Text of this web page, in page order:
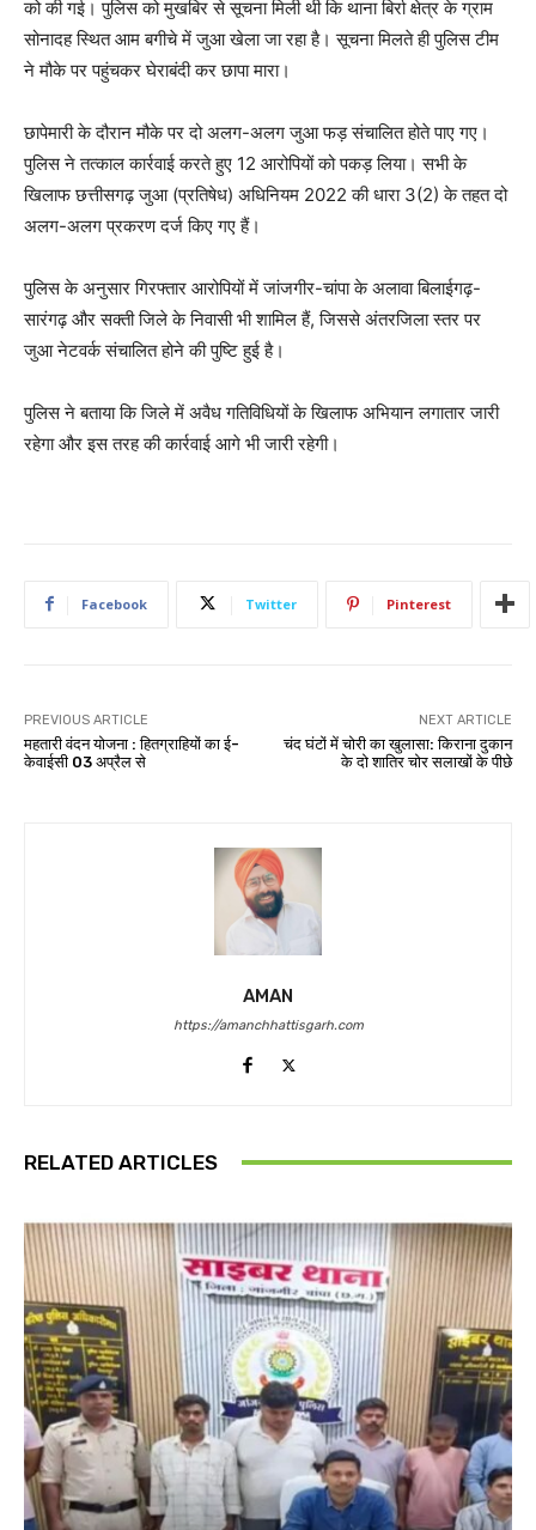
को की गई। पुलिस को मुखबिर से सूचना मिली थी कि थाना बिर्रा क्षेत्र के ग्राम
सोनादह स्थित आम बगीचे में जुआ खेला जा रहा है। सूचना मिलते ही पुलिस टीम
ने मौके पर पहुंचकर घेराबंदी कर छापा मारा।
छापेमारी के दौरान मौके पर दो अलग-अलग जुआ फड़ संचालित होते पाए गए।
पुलिस ने तत्काल कार्रवाई करते हुए 12 आरोपियों को पकड़ लिया। सभी के
खिलाफ छत्तीसगढ़ जुआ (प्रतिषेध) अधिनियम 2022 की धारा 3(2) के तहत दो
अलग-अलग प्रकरण दर्ज किए गए हैं।
पुलिस के अनुसार गिरफ्तार आरोपियों में जांजगीर-चांपा के अलावा बिलाईगढ़-
सारंगढ़ और सक्ती जिले के निवासी भी शामिल हैं, जिससे अंतरजिला स्तर पर
जुआ नेटवर्क संचालित होने की पुष्टि हुई है।
पुलिस ने बताया कि जिले में अवैध गतिविधियों के खिलाफ अभियान लगातार जारी
रहेगा और इस तरह की कार्रवाई आगे भी जारी रहेगी।
Facebook Twitter Pinterest
PREVIOUS ARTICLE
महतारी वंदन योजना : हितग्राहियों का ई-
केवाईसी 03 अप्रैल से
NEXT ARTICLE
चंद घंटों में चोरी का खुलासा: किराना दुकान
के दो शातिर चोर सलाखों के पीछे
AMAN
https://amanchhattisgarh.com
RELATED ARTICLES